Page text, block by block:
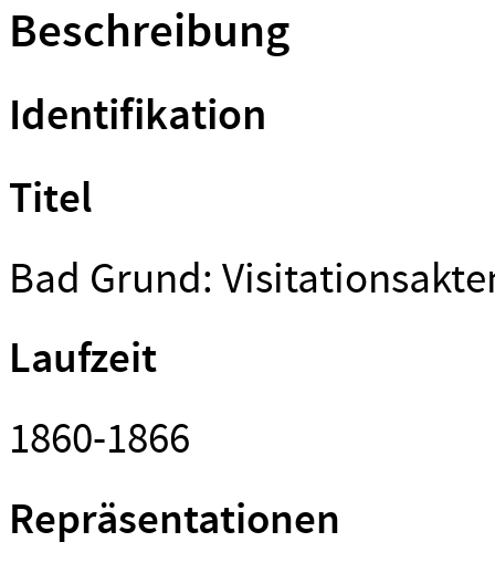
Beschreibung
Identifikation
Titel
Bad Grund:
Laufzeit
1860-1866
Repräsentationen